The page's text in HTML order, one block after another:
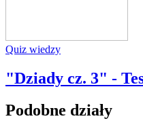
Quiz wiedzy
"Dziady cz. 3" -
Podobne działy